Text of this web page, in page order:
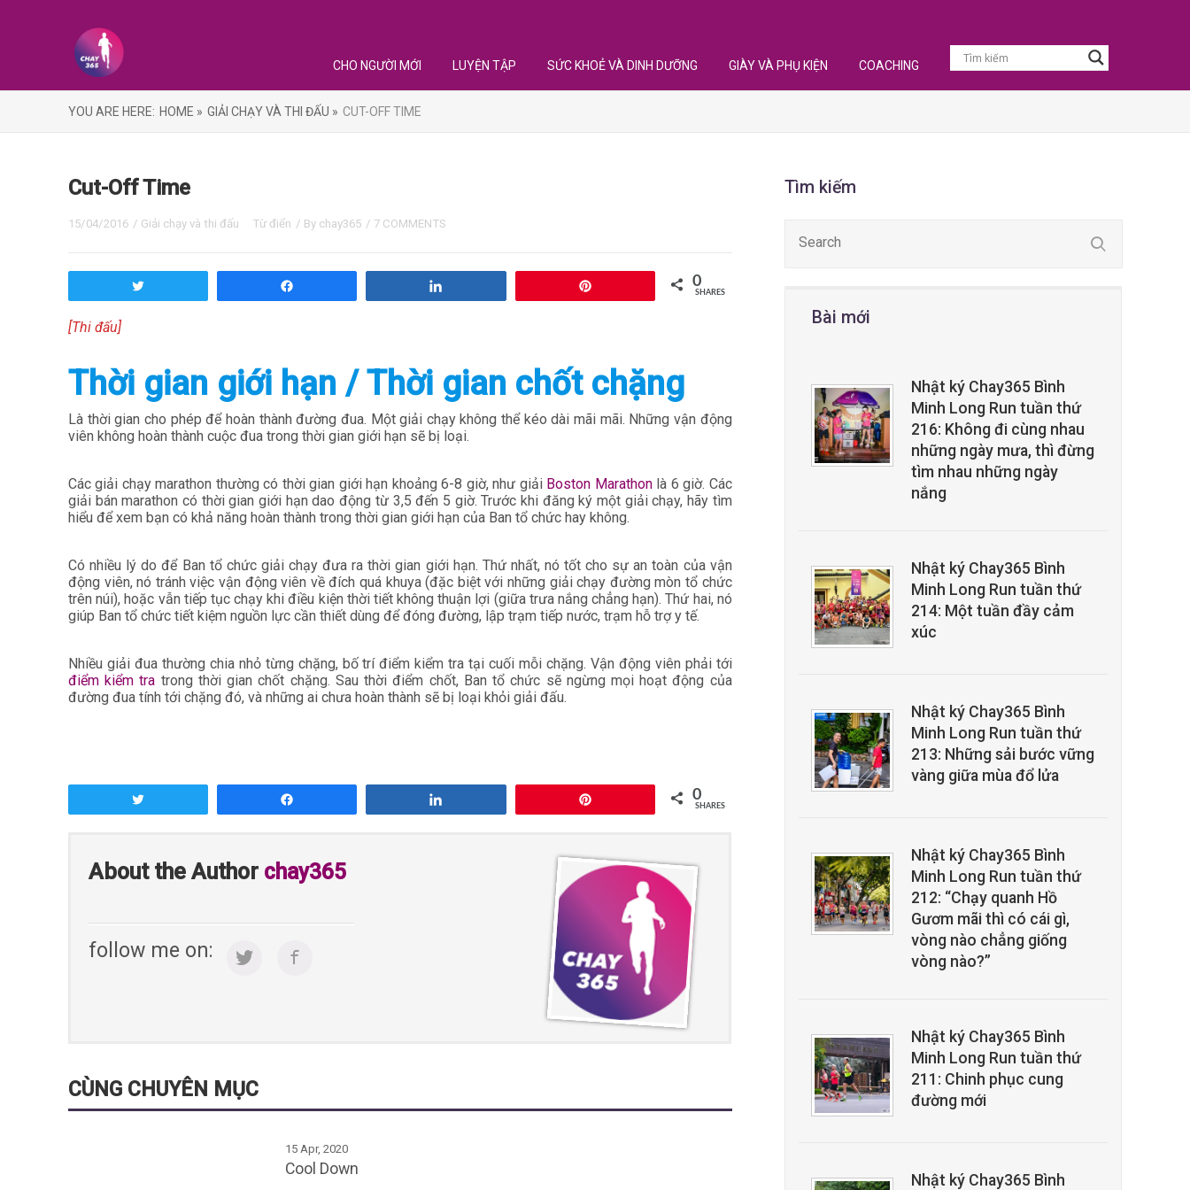
CHO NGƯỜI MỚI LUYỆN TẬP SỨC KHOẺ VÀ DINH DƯỠNG GIÀY VÀ PHỤ KIỆN COACHING
YOU ARE HERE: HOME » GIẢI CHẠY VÀ THI ĐẤU » CUT-OFF TIME
Tìm kiếm
Bài mới
Nhật ký Chay365 Bình
Minh Long Run tuần thứ
216: Không đi cùng nhau
những ngày mưa, thì đừng
tìm nhau những ngày
nắng
Nhật ký Chay365 Bình
Minh Long Run tuần thứ
214: Một tuần đầy cảm
xúc
Nhật ký Chay365 Bình
Minh Long Run tuần thứ
213: Những sải bước vững
vàng giữa mùa đổ lửa
Nhật ký Chay365 Bình
Minh Long Run tuần thứ
212: “Chạy quanh Hồ
Gươm mãi thì có cái gì,
vòng nào chẳng giống
vòng nào?”
Nhật ký Chay365 Bình
Minh Long Run tuần thứ
211: Chinh phục cung
đường mới
Nhật ký Chay365 Bình
Cut-Off Time
15/04/2016 / Giải chạy và thi đấu Từ điển / By chay365 / 7 COMMENTS
0
SHARES
[Thi đấu]
Thời gian giới hạn / Thời gian chốt chặng
Là thời gian cho phép để hoàn thành đường đua. Một giải chạy không thể kéo dài mãi mãi. Những vận động
viên không hoàn thành cuộc đua trong thời gian giới hạn sẽ bị loại.
Các giải chạy marathon thường có thời gian giới hạn khoảng 6-8 giờ, như giải Boston Marathonlà 6 giờ. Các
giải bán marathon có thời gian giới hạn dao động từ 3,5 đến 5 giờ. Trước khi đăng ký một giải chạy, hãy tìm
hiểu để xem bạn có khả năng hoàn thành trong thời gian giới hạn của Ban tổ chức hay không.
Có nhiều lý do để Ban tổ chức giải chạy đưa ra thời gian giới hạn. Thứ nhất, nó tốt cho sự an toàn của vận
động viên, nó tránh việc vận động viên về đích quá khuya (đặc biệt với những giải chạy đường mòn tổ chức
trên núi), hoặc vẫn tiếp tục chạy khi điều kiện thời tiết không thuận lợi (giữa trưa nắng chẳng hạn). Thứ hai, nó
giúp Ban tổ chức tiết kiệm nguồn lực cần thiết dùng để đóng đường, lập trạm tiếp nước, trạm hỗ trợ y tế.
Nhiều giải đua thường chia nhỏ từng chặng, bố trí điểm kiểm tra tại cuối mỗi chặng. Vận động viên phải tới
điểm kiểm tra trong thời gian chốt chặng. Sau thời điểm chốt, Ban tổ chức sẽ ngừng mọi hoạt động của
đường đua tính tới chặng đó, và những ai chưa hoàn thành sẽ bị loại khỏi giải đấu.
0
SHARES
About the Author chay365
follow me on:
CÙNG CHUYÊN MỤC
15 Apr, 2020
Cool Down